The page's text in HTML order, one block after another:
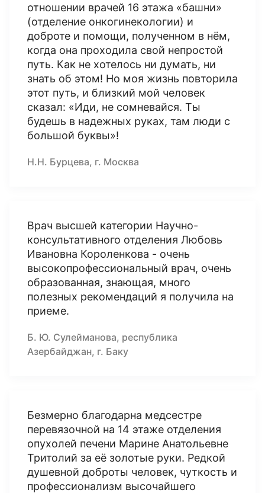
отношении врачей 16 этажа «башни»
(отделение онкогинекологии) и
доброте и помощи, полученном в нём,
когда она проходила свой непростой
путь. Как не хотелось ни думать, ни
знать об этом! Но моя жизнь повторила
этот путь, и близкий мой человек
сказал: «Иди, не сомневайся. Ты
будешь в надежных руках, там люди с
большой буквы»!
Н.Н. Бурцева, г. Москва
Врач высшей категории Научно-
консультативного отделения Любовь
Ивановна Короленкова - очень
высокопрофессиональный врач, очень
образованная, знающая, много
полезных рекомендаций я получила на
приеме.
Б. Ю. Сулейманова, республика
Азербайджан, г. Баку
Безмерно благодарна медсестре
перевязочной на 14 этаже отделения
опухолей печени Марине Анатольевне
Тритолий за её золотые руки. Редкой
душевной доброты человек, чуткость и
профессионализм высочайшего